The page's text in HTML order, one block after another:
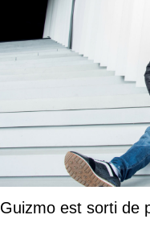
Guizmo est sorti de